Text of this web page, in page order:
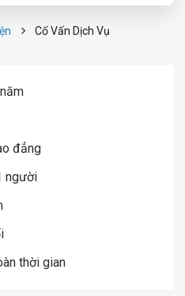
Cố Vấn Dịch Vụ
đẳng
người
thời gian